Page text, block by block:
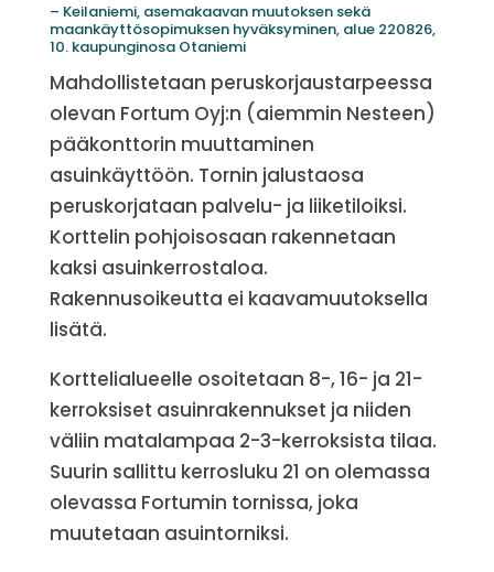
– Keilaniemi, asemakaavan muutoksen sekä
maankäyttösopimuksen hyväksyminen, alue 220826,
10. kaupunginosa Otaniemi
Mahdollistetaan peruskorjaustarpeessa
olevan Fortum Oyj:n (aiemmin Nesteen)
pääkonttorin muuttaminen
asuinkäyttöön. Tornin jalustaosa
peruskorjataan palvelu- ja liiketiloiksi.
Korttelin pohjoisosaan rakennetaan
kaksi asuinkerrostaloa.
Rakennusoikeutta ei kaavamuutoksella
lisätä.
Korttelialueelle osoitetaan 8-, 16- ja 21-
kerroksiset asuinrakennukset ja niiden
väliin matalampaa 2-3-kerroksista tilaa.
Suurin sallittu kerrosluku 21 on olemassa
olevassa Fortumin tornissa, joka
muutetaan asuintorniksi.